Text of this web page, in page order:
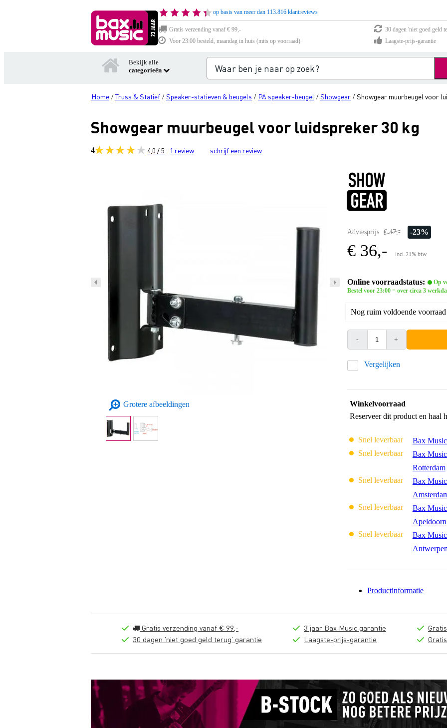
op basis van meer dan 113.816 klantreviews
Gratis verzending vanaf € 99,-
30 dagen 'niet goed geld
Voor 23:00 besteld, maandag in huis (mits op voorraad)
Laagste-prijs-garantie
Bekijk alle
categorieën
Home /Truss & Statief /Speaker-statieven & beugels / PA speaker-beugel /Showgear /Showgear muurbeugel voor
Showgear muurbeugel voor luidspreker 30 kg
4 4,0 / 5 1 review schrijf een review
Grotere afbeeldingen
Adviesprijs € 47,- -23%
€ 36,- incl. 21% btw
Online voorraadstatus:
Op
Bestel voor 23:00 = over circa 3
Nog ruim voldoende
- +
Vergelijken
Winkelvoorraad
Reserveer dit product en haal
Snel leverbaar Bax
Snel leverbaar
Bax
Rotterdam
Snel leverbaar
Bax
Snel leverbaar
Bax
Apeldoorn
Snel leverbaar
Bax
Antwerpen
Productinformatie
Gratis verzending vanaf € 99,-
30 dagen 'niet goed geld terug' garantie
3 jaar Bax Music garantie
Laagste-prijs-garantie